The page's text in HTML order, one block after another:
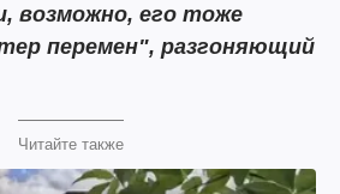
возможно, его тоже
перемен", разгоняющий
Читайте также